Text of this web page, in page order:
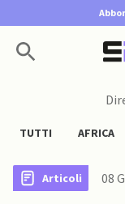
TUTTI AFRICA
Articoli 08